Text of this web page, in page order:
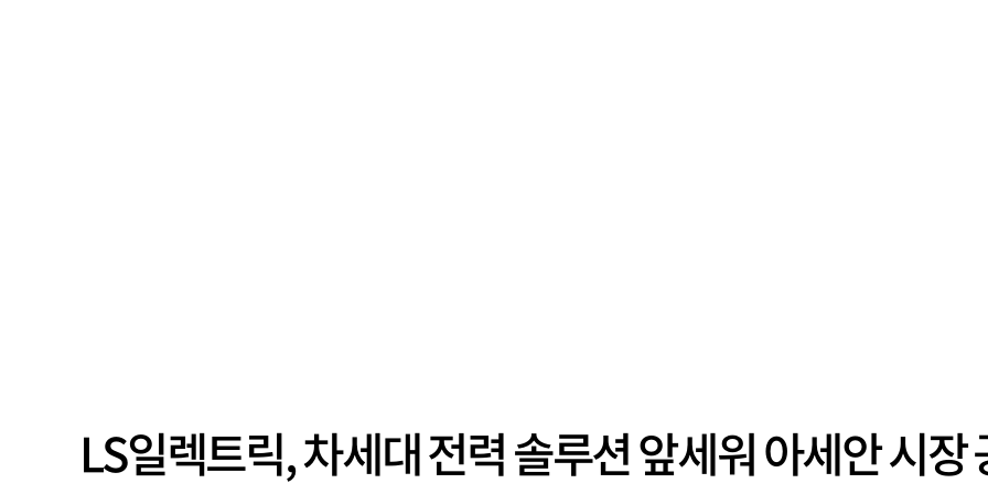
LS일렉트릭, 차세대 전력 솔루션 앞세워 아세안 시